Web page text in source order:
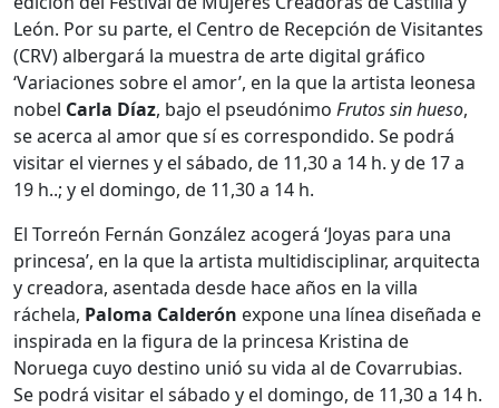
León. Por su parte, el Centro de Recepción de Visitantes
(CRV) albergará la muestra de arte digital gráfico
‘Variaciones sobre el amor’, en la que la artista leonesa
nobel Carla Díaz, bajo el pseudónimo Frutos sin hueso,
se acerca al amor que sí es correspondido. Se podrá
visitar el viernes y el sábado, de 11,30 a 14 h. y de 17 a
19 h..; y el domingo, de 11,30 a 14 h.
El Torreón Fernán González acogerá ‘Joyas para una
princesa’, en la que la artista multidisciplinar, arquitecta
y creadora, asentada desde hace años en la villa
ráchela, Paloma Calderón expone una línea diseñada e
inspirada en la figura de la princesa Kristina de
Noruega cuyo destino unió su vida al de Covarrubias.
Se podrá visitar el sábado y el domingo, de 11,30 a 14 h.